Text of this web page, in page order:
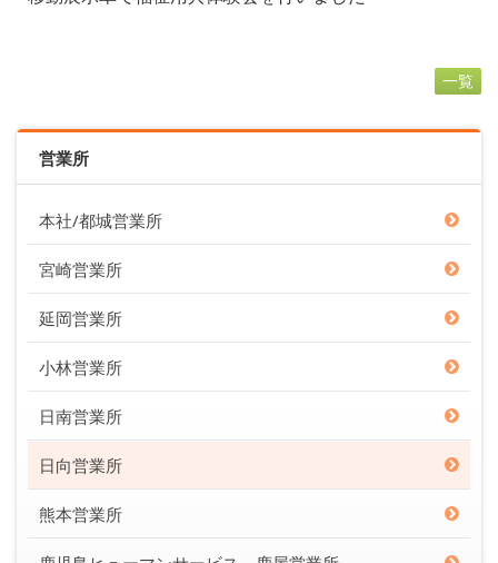
一覧
営業所
本社/都城営業所
宮崎営業所
延岡営業所
小林営業所
日南営業所
日向営業所
熊本営業所